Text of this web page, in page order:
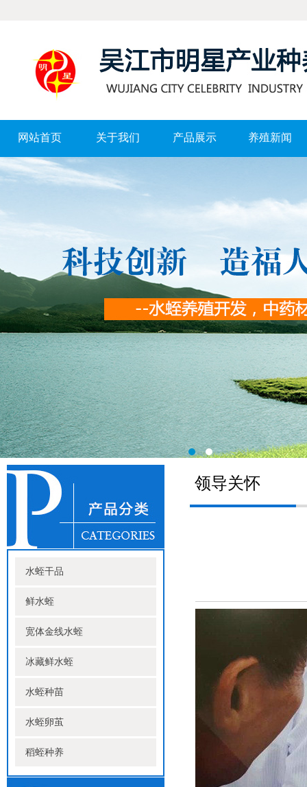
网站首页 关于我们 产品展示 养殖新闻
水蛭干品
鲜水蛭
宽体金线水蛭
冰藏鲜水蛭
水蛭种苗
水蛭卵茧
稻蛭种养
领导关怀